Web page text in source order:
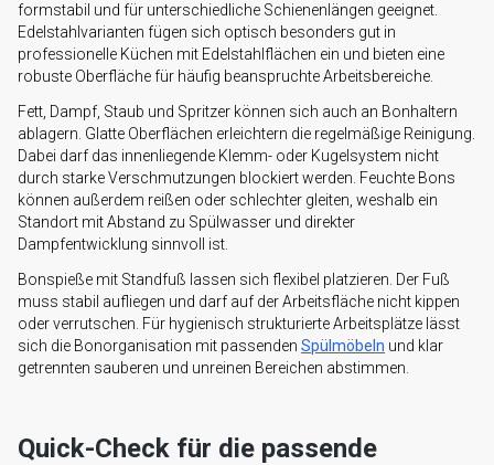
formstabil und für unterschiedliche Schienenlängen geeignet.
Edelstahlvarianten fügen sich optisch besonders gut in
professionelle Küchen mit Edelstahlflächen ein und bieten eine
robuste Oberfläche für häufig beanspruchte Arbeitsbereiche.
Fett, Dampf, Staub und Spritzer können sich auch an Bonhaltern
ablagern. Glatte Oberflächen erleichtern die regelmäßige Reinigung.
Dabei darf das innenliegende Klemm- oder Kugelsystem nicht
durch starke Verschmutzungen blockiert werden. Feuchte Bons
können außerdem reißen oder schlechter gleiten, weshalb ein
Standort mit Abstand zu Spülwasser und direkter
Dampfentwicklung sinnvoll ist.
Bonspieße mit Standfuß lassen sich flexibel platzieren. Der Fuß
muss stabil aufliegen und darf auf der Arbeitsfläche nicht kippen
oder verrutschen. Für hygienisch strukturierte Arbeitsplätze lässt
sich die Bonorganisation mit passenden Spülmöbeln und klar
getrennten sauberen und unreinen Bereichen abstimmen.
Quick-Check für die passende